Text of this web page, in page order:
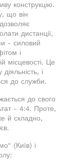
конструкцію.
що він
дистанції,
- силовий
і
місцевості. Це
і
до служби.
до свого
- 4:4. Проте,
й складно,
(Київ) і